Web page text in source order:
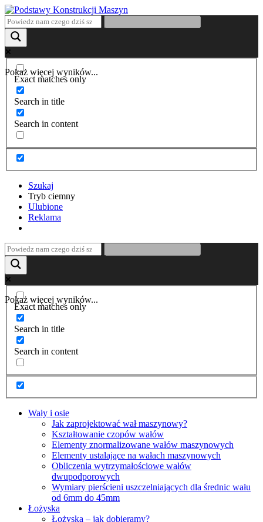
Pokaż więcej wyników...
Exact matches only
Search in title
Search in content
Szukaj
Tryb ciemny
Ulubione
Reklama
Pokaż więcej wyników...
Exact matches only
Search in title
Search in content
Wały i osie
Jak zaprojektować wał maszynowy?
Kształtowanie czopów wałów
Elementy znormalizowane wałów maszynowych
Elementy ustalające na wałach maszynowych
Obliczenia wytrzymałościowe wałów
dwupodporowych
Wymiary pierścieni uszczelniających dla średnic wału
od 6mm do 45mm
Łożyska
Łożyska – jak dobieramy?